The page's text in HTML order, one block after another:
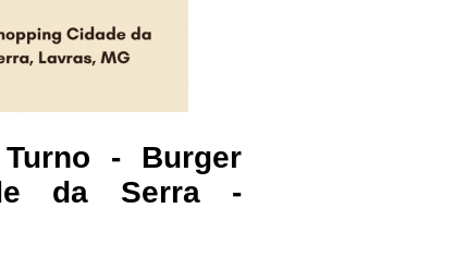
- Burger
da Serra -